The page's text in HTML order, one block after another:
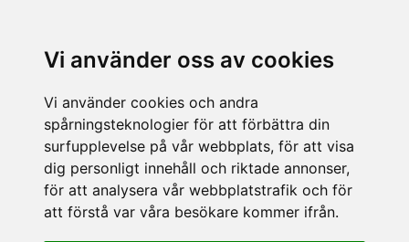
Vi använder oss av cookies
Vi använder cookies och andra
spårningsteknologier för att förbättra din
surfupplevelse på vår webbplats, för att visa
dig personligt innehåll och riktade annonser,
för att analysera vår webbplatstrafik och för
att förstå var våra besökare kommer ifrån.